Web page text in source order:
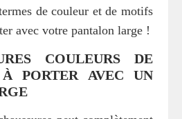
de couleur et de motifs
avec votre pantalon large !
COULEURS DE
À PORTER AVEC UN